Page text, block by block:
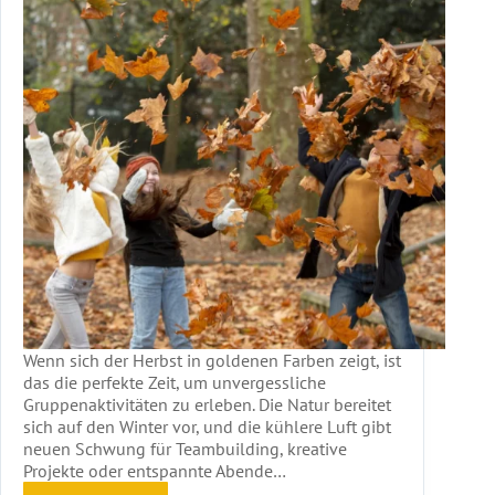
Wenn sich der Herbst in goldenen Farben zeigt, ist
das die perfekte Zeit, um unvergessliche
Gruppenaktivitäten zu erleben. Die Natur bereitet
sich auf den Winter vor, und die kühlere Luft gibt
neuen Schwung für Teambuilding, kreative
Projekte oder entspannte Abende…